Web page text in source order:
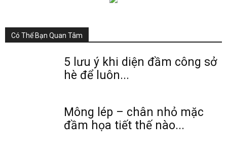
Có Thể Bạn Quan Tâm
5 lưu ý khi diện đầm công sở
hè để luôn...
Mông lép – chân nhỏ mặc
đầm họa tiết thế nào...